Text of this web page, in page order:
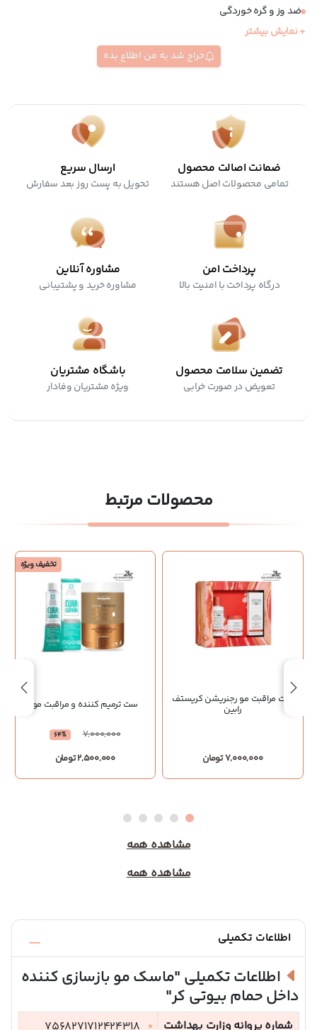
ضد وز و گره خوردگی
تقویت کننده و حجم دهنده
مناسب موهای خشک و آسیب دیده
+ نمایش بیشتر
حراج شد به من اطلاع بده
ضمانت اصالت محصول
تمامی محصولات اصل هستند
ارسال سریع
تحویل به پست روز بعد سفارش
پرداخت امن
درگاه پرداخت با امنیت بالا
مشاوره آنلاین
مشاوره خرید و پشتیبانی
تضمین سلامت محصول
تعویض در صورت خرابی
باشگاه مشتریان
ویژه مشتریان وفادار
محصولات مرتبط
ست مراقبت مو رجنریشن کریستف
رابین
7,000,000 تومان
تخفیف ویژه
ست ترمیم کننده و مراقبت مو
7,000,000
64%
2,500,000 تومان
مشاهده همه
مشاهده همه
اطلاعات تکمیلی
اطلاعات تکمیلی "ماسک مو بازسازی کننده
داخل حمام بیوتی کر"
شماره پروانه وزارت بهداشت